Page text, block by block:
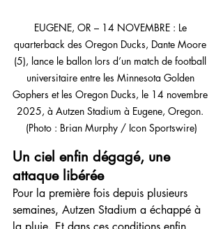
EUGENE, OR – 14 NOVEMBRE : Le
quarterback des Oregon Ducks, Dante Moore
(5), lance le ballon lors d’un match de football
universitaire entre les Minnesota Golden
Gophers et les Oregon Ducks, le 14 novembre
2025, à Autzen Stadium à Eugene, Oregon.
(Photo : Brian Murphy / Icon Sportswire)
Un ciel enfin dégagé, une
attaque libérée
Pour la première fois depuis plusieurs
semaines, Autzen Stadium a échappé à